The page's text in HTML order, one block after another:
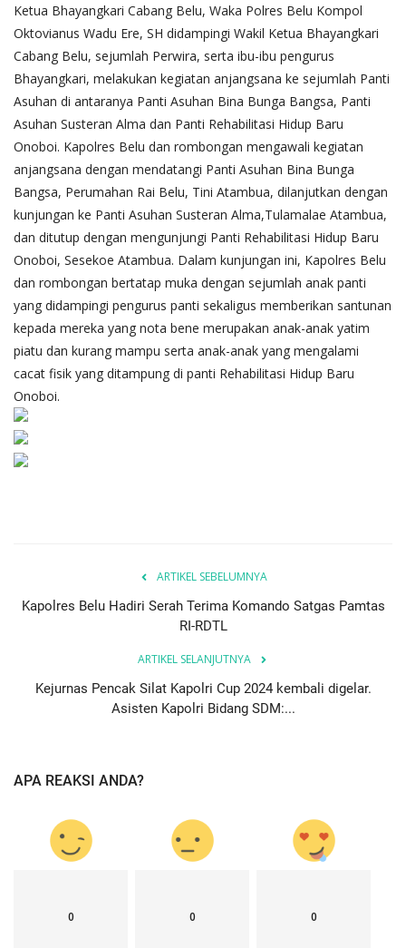
Ketua Bhayangkari Cabang Belu, Waka Polres Belu Kompol
Oktovianus Wadu Ere, SH didampingi Wakil Ketua Bhayangkari
Cabang Belu, sejumlah Perwira, serta ibu-ibu pengurus
Bhayangkari, melakukan kegiatan anjangsana ke sejumlah Panti
Asuhan di antaranya Panti Asuhan Bina Bunga Bangsa, Panti
Asuhan Susteran Alma dan Panti Rehabilitasi Hidup Baru
Onoboi. Kapolres Belu dan rombongan mengawali kegiatan
anjangsana dengan mendatangi Panti Asuhan Bina Bunga
Bangsa, Perumahan Rai Belu, Tini Atambua, dilanjutkan dengan
kunjungan ke Panti Asuhan Susteran Alma,Tulamalae Atambua,
dan ditutup dengan mengunjungi Panti Rehabilitasi Hidup Baru
Onoboi, Sesekoe Atambua. Dalam kunjungan ini, Kapolres Belu
dan rombongan bertatap muka dengan sejumlah anak panti
yang didampingi pengurus panti sekaligus memberikan santunan
kepada mereka yang nota bene merupakan anak-anak yatim
piatu dan kurang mampu serta anak-anak yang mengalami
cacat fisik yang ditampung di panti Rehabilitasi Hidup Baru
Onoboi.
ARTIKEL SEBELUMNYA
Kapolres Belu Hadiri Serah Terima Komando Satgas Pamtas
RI-RDTL
ARTIKEL SELANJUTNYA
Kejurnas Pencak Silat Kapolri Cup 2024 kembali digelar.
Asisten Kapolri Bidang SDM:...
APA REAKSI ANDA?
0 0 0